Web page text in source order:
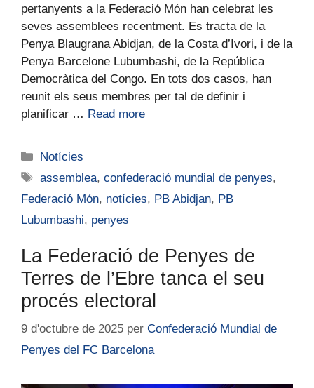
pertanyents a la Federació Món han celebrat les
seves assemblees recentment. Es tracta de la
Penya Blaugrana Abidjan, de la Costa d’Ivori, i de la
Penya Barcelone Lubumbashi, de la República
Democràtica del Congo. En tots dos casos, han
reunit els seus membres per tal de definir i
planificar … Read more
Notícies
assemblea,confederació mundial de penyes,
Federació Món, notícies, PB Abidjan, PB
Lubumbashi, penyes
La Federació de Penyes de
Terres de l’Ebre tanca el seu
procés electoral
9 d'octubre de 2025 per Confederació Mundial de
Penyes del FC Barcelona